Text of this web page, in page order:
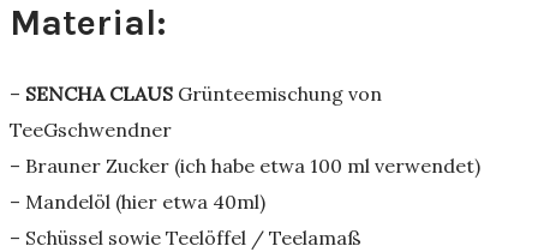
Material:
– SENCHA CLAUS Grünteemischung von
TeeGschwendner
– Brauner Zucker (ich habe etwa 100 ml verwendet)
– Mandelöl (hier etwa 40ml)
– Schüssel sowie Teelöffel / Teelamaß